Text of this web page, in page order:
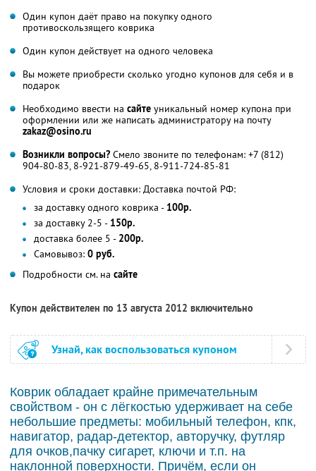
Один купон даёт право на покупку одного
противоскользящего коврика
Один купон действует на одного человека
Вы можете приобрести сколько угодно купонов для себя и в
подарок
Необходимо ввести на сайте уникальный номер купона при
оформлении или же написать администратору на почту
zakaz@osino.ru
Возникли вопросы? Смело звоните по телефонам: +7 (812)
904-80-83, 8-921-879-49-65, 8-911-724-85-81
Условия и сроки доставки: Доставка почтой РФ:
за доставку одного коврика - 100р.
за доставку 2-5 - 150р.
доставка более 5 - 200р.
Самовывоз: 0 руб.
Подробности см. на сайте
Купон действителен по 13 августа 2012 включительно
Узнай, как воспользоваться купоном
Коврик обладает крайне примечательным
свойством - он с лёгкостью удерживает на себе
небольшие предметы: мобильный телефон, кпк,
навигатор, радар-детектор, авторучку, футляр
для очков,пачку сигарет, ключи и т.п. на
наклонной поверхности. Причём, если он